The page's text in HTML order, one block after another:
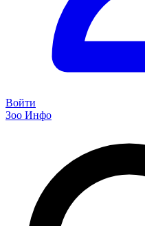
Войти
Зоо Инфо